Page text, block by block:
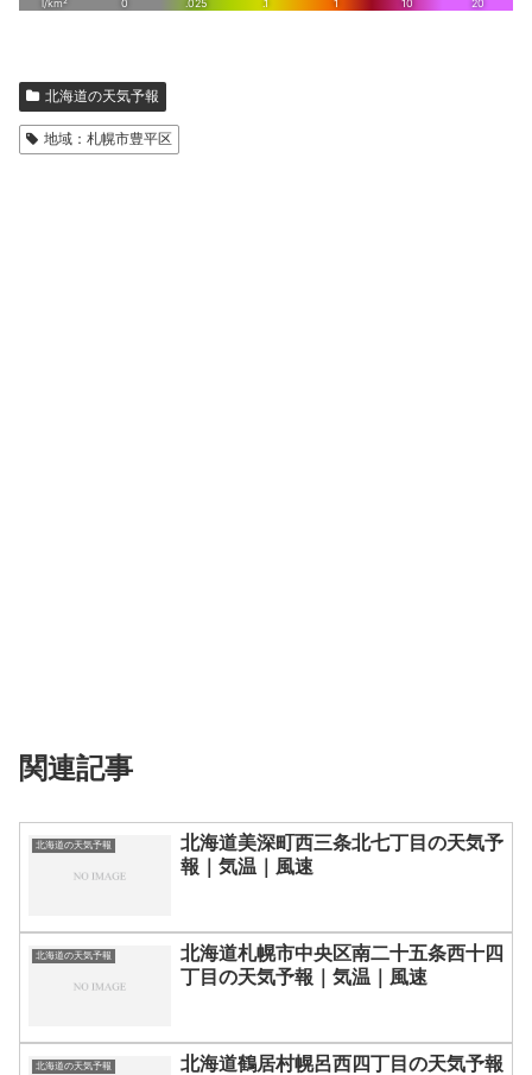
北海道の天気予報
地域：札幌市豊平区
関連記事
北海道の天気予報
北海道美深町西三条北七丁目の天気予
報｜気温｜風速
北海道の天気予報
北海道札幌市中央区南二十五条西十四
丁目の天気予報｜気温｜風速
北海道の天気予報
北海道鶴居村幌呂西四丁目の天気予報